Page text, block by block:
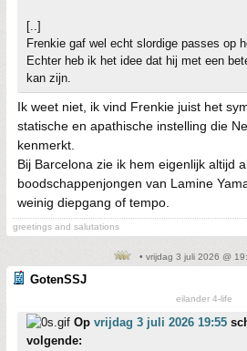
[..]
Frenkie gaf wel echt slordige passes op
Echter heb ik het idee dat hij met een
kan zijn.
Ik weet niet, ik vind Frenkie juist het
statische en apathische instelling die
kenmerkt.
Bij Barcelona zie ik hem eigenlijk altijd
boodschappenjongen van Lamine
weinig diepgang of tempo.
greetings and salutations
• vrijdag 3 juli 2026 @
GotenSSJ
eilander 4-life
Op vrijdag 3 juli 2026 19:55
volgende: